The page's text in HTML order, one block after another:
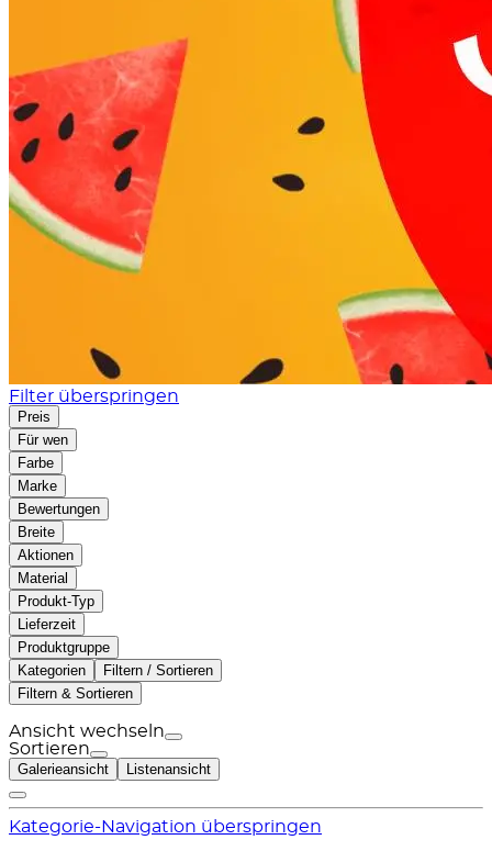
Filter überspringen
Preis
Für wen
Farbe
Marke
Bewertungen
Breite
Aktionen
Material
Produkt-Typ
Lieferzeit
Produktgruppe
Kategorien
Filtern / Sortieren
Filtern & Sortieren
Ansicht wechseln
Sortieren
Galerieansicht Listenansicht
Kategorie-Navigation überspringen